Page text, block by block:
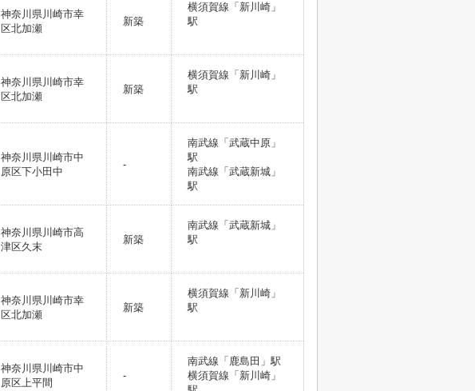
神奈川県川崎市幸
区北加瀬
新築
横須賀線「新川崎」
駅
神奈川県川崎市幸
区北加瀬
新築
横須賀線「新川崎」
駅
神奈川県川崎市中
原区下小田中
-
南武線「武蔵中原」
駅
南武線「武蔵新城」
駅
神奈川県川崎市高
津区久末
新築
南武線「武蔵新城」
駅
神奈川県川崎市幸
区北加瀬
新築
横須賀線「新川崎」
駅
神奈川県川崎市中
原区上平間
-
南武線「鹿島田」駅
横須賀線「新川崎」